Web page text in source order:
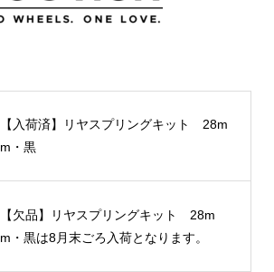
【入荷済】リヤスプリングキット 28m
m・黒
【欠品】リヤスプリングキット 28m
m・黒は8月末ごろ入荷となります。